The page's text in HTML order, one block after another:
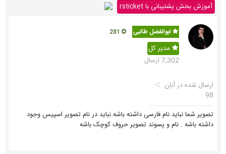
آموزش بخش پشتیبانی با rsticket
ابوالفضل طالبی
مدیر کل
7,302 ارسال
ارسال شده درآبان
98
تصویر شما نباید نام فارسی داشته باشه.نباید در نام تصویر اسپیس وجود
داشته باشه . نام و پسوند تصویر حروف کوچک باشه